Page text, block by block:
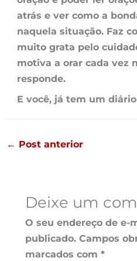
atrás e ver como a
naquela situação. Faz
muito grata pelo
motiva a orar cada vez
responde.
E você, já tem um
← Post anterior
Deixe um
O seu endereço de e-
publicado. Campos
marcados com *